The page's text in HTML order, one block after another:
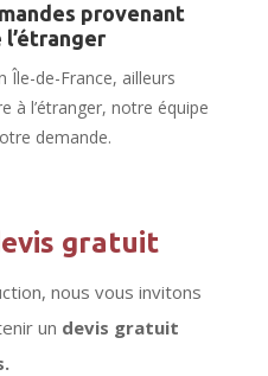
provenant
l’étranger
Île-de-France, ailleurs
à l’étranger, notre équipe
demande.
gratuit
nous vous invitons
un devis gratuit